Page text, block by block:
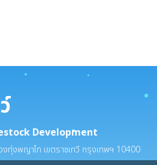
องคลัง ณ ศูนย์ราชการกรมปศุสัตว์ จังหวัด
โลยีสารสนเทศกรมปศุสัตว์ ประจำปีงบประม
Development
ทุ่งพญาไท เขตราชเทวี กรุงเทพฯ 10400